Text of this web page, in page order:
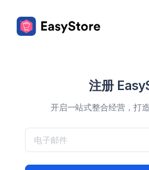
注册
开启一站式整合经营，打